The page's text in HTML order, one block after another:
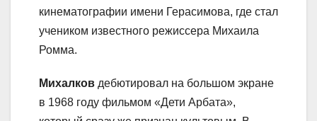
кинематографии имени Герасимова, где стал
учеником известного режиссера Михаила
Ромма.
Михалков дебютировал на большом экране
в 1968 году фильмом «Дети Арбата»,